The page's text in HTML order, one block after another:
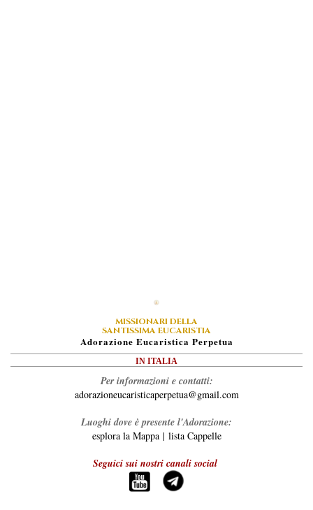
MISSIONARI DELLA
SANTISSIMA EUCARISTIA
ADorazione EUcaristica PErpetua
IN ITALIA
Per informazioni e contatti:
adorazioneucaristicaperpetua@gmail.com
Luoghi dove è presente l'Adorazione:
esplora la Mappa| lista Cappelle
Seguici sui nostri canali social